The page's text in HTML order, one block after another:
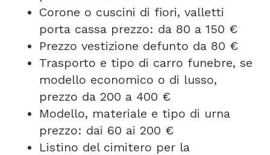
Corone o cuscini di fiori, valletti
porta cassa prezzo: da 80 a 150 €
Prezzo vestizione defunto da 80 €
Trasporto e tipo di carro funebre, se
modello economico o di lusso,
prezzo da 200 a 400 €
Modello, materiale e tipo di urna
prezzo: dai 60 ai 200 €
Listino del cimitero per la